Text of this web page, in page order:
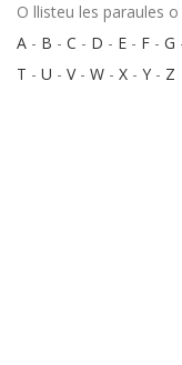
O llisteu les paraules
A - B - C - D - E - F - G
T - U - V- W - X - Y - Z